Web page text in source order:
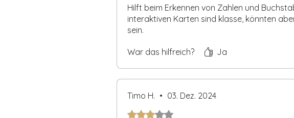
Die letzten 7 Seiten mit 58 Kärtchen zum
60 Klettklebepunkte zum einfachen Befestigen
an den passenden Stellen
Dieses Buch ist die ideale Lösung für Eltern, die eine
nachhaltige Lernhilfe für ihre Vorschulkinder
unterwegs oder zwischendurch – Lernen, das immer
Hilft beim Erkennen von Zahlen und
interaktiven Karten sind klasse, könnten
sein.
War das hilfreich? Ja
Timo H. • 03. Dez. 2024
Mit 3 von 5 Sternen bewertet.